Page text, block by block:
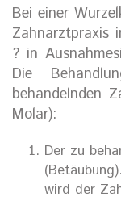
Bei einer
Zahnarztpraxis
? in
Die
behandelnden
Molar):
Der zu
wird der